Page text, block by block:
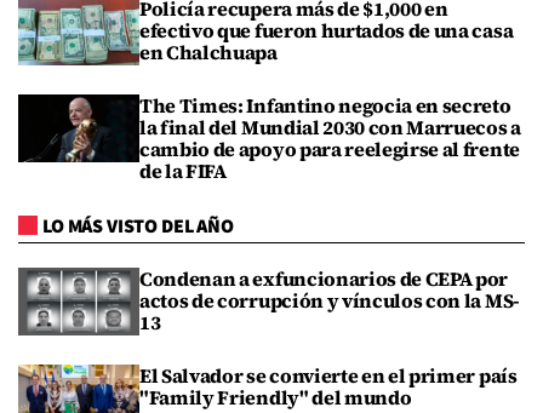
Policía recupera más de $1,000 en
efectivo que fueron hurtados de una casa
en Chalchuapa
The Times: Infantino negocia en secreto
la final del Mundial 2030 con Marruecos a
cambio de apoyo para reelegirse al frente
de la FIFA
LO MÁS VISTO DEL AÑO
Condenan a exfuncionarios de CEPA por
actos de corrupción y vínculos con la MS-
13
El Salvador se convierte en el primer país
"Family Friendly" del mundo